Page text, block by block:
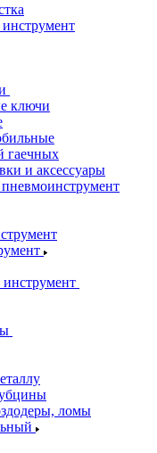
ключи
гаечных
и аксессуары
ломы